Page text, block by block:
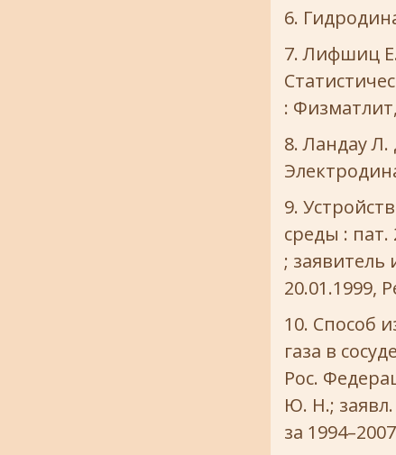
Лифшиц Е.
:
Ландау Л.
среды : пат.
; заявитель
20.01.1999,
Способ
газа в
Рос.
Ю. Н.; заявл.
за